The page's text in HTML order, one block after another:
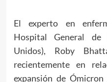
El experto en
Hospital General de
Unidos), Roby
recientemente en
expansión de Ómicron